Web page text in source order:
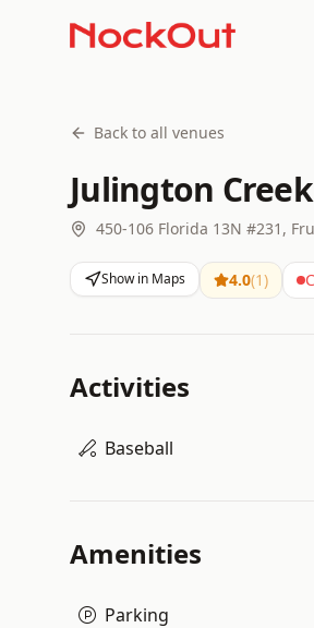
Back to all venues
Julington
450-106 Florida 13N #231,
Show in Maps 4.0(1)
Activities
Baseball
Amenities
Parking